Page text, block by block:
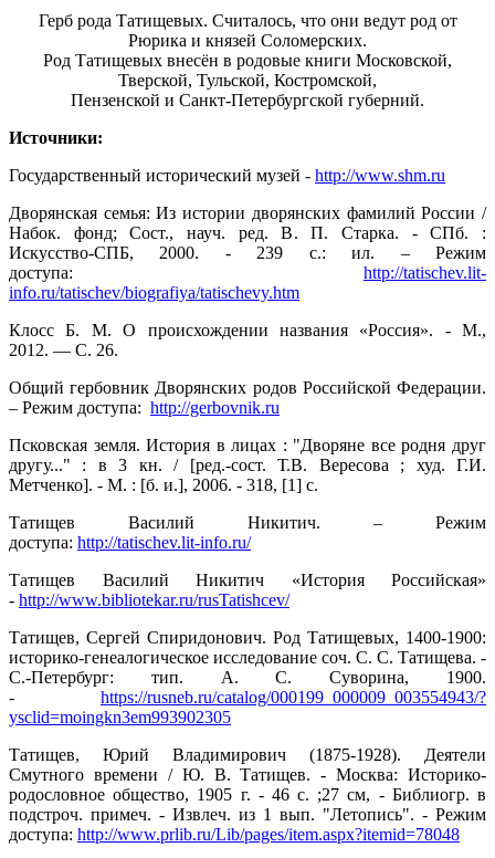
Герб рода Татищевых. Считалось, что они ведут род от
Рюрика и князей Соломерских.
Род Татищевых внесён в родовые книги Московской,
Тверской, Тульской, Костромской,
Пензенской и Санкт-Петербургской губерний.
Источники:
Государственный исторический музей - http://www.shm.ru
Дворянская семья: Из истории дворянских фамилий России /
Набок. фонд; Сост., науч. ред. В. П. Старка. - СПб. :
Искусство-СПБ, 2000. - 239 с.: ил. – Режим
доступа: http://tatischev.lit-
info.ru/tatischev/biografiya/tatischevy.htm
Клосс Б. М. О происхождении названия «Россия». - М.,
2012. — С. 26.
Общий гербовник Дворянских родов Российской Федерации.
– Режим доступа: http://gerbovnik.ru
Псковская земля. История в лицах : "Дворяне все родня друг
другу..." : в 3 кн. / [ред.-сост. Т.В. Вересова ; худ. Г.И.
Метченко]. - М. : [б. и.], 2006. - 318, [1] с.
Татищев Василий Никитич. – Режим
доступа: http://tatischev.lit-info.ru/
Татищев Василий Никитич «История Российская»
- http://www.bibliotekar.ru/rusTatishcev/
Татищев, Сергей Спиридонович. Род Татищевых, 1400-1900:
историко-генеалогическое исследование соч. С. С. Татищева. -
С.-Петербург: тип. А. С. Суворина, 1900.
- https://rusneb.ru/catalog/000199_000009_003554943/?
ysclid=moingkn3em993902305
Татищев, Юрий Владимирович (1875-1928). Деятели
Смутного времени / Ю. В. Татищев. - Москва: Историко-
родословное общество, 1905 г. - 46 с. ;27 см, - Библиогр. в
подстроч. примеч. - Извлеч. из 1 вып. "Летопись". - Режим
доступа: http://www.prlib.ru/Lib/pages/item.aspx?itemid=78048